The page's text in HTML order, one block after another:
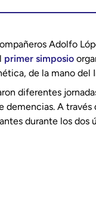
Adolfo
primer simposio
de la mano del
diferentes
demencias. A través
durante los dos